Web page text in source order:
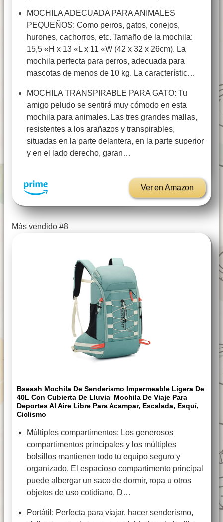
MOCHILA ADECUADA PARA ANIMALES
PEQUEÑOS: Como perros, gatos, conejos,
hurones, cachorros, etc. Tamaño de la mochila:
15,5 «H x 13 «L x 11 «W (42 x 32 x 26cm). La
mochila perfecta para perros, adecuada para
mascotas de menos de 10 kg. La característic…
MOCHILA TRANSPIRABLE PARA GATO: Tu
amigo peludo se sentirá muy cómodo en esta
mochila para animales. Las tres grandes mallas,
resistentes a los arañazos y transpirables,
situadas en la parte delantera, en la parte superior
y en el lado derecho, garan…
Ver en Amazon
Más vendido #8
Bseash Mochila De Senderismo Impermeable Ligera De
40L Con Cubierta De Lluvia, Mochila De Viaje Para
Deportes Al Aire Libre Para Acampar, Escalada, Esquí,
Ciclismo
Múltiples compartimentos: Los generosos
compartimentos principales y los múltiples
bolsillos mantienen todo tu equipo seguro y
organizado. El espacioso compartimento principal
puede albergar un saco de dormir, ropa u otros
objetos de uso cotidiano. D…
Portátil: Perfecta para viajar, hacer senderismo,